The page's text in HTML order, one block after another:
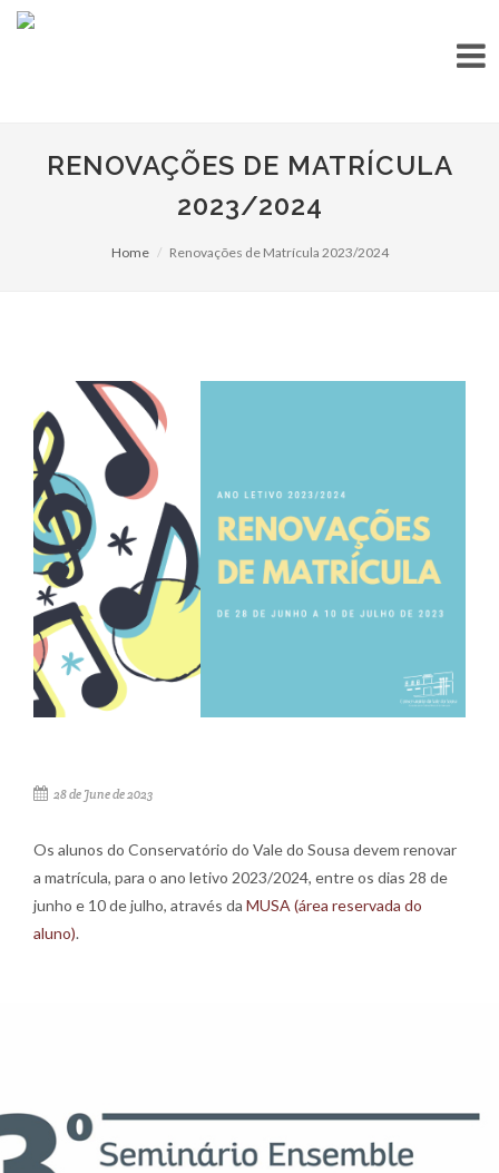
RENOVAÇÕES DE MATRÍCULA
2023/2024
Home Renovações de Matrícula 2023/2024
28 de June de 2023
Os alunos do Conservatório do Vale do Sousa devem renovar
a matrícula, para o ano letivo 2023/2024, entre os dias 28 de
junho e 10 de julho, através da MUSA (área reservada do
aluno).